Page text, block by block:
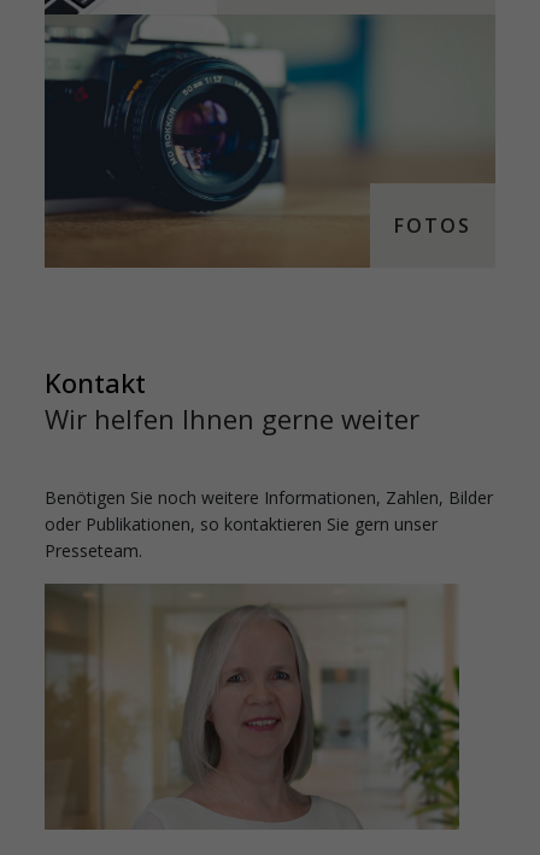
FOTOS
Kontakt
Wir helfen Ihnen gerne weiter
Benötigen Sie noch weitere Informationen, Zahlen, Bilder
oder Publikationen, so kontaktieren Sie gern unser
Presseteam.